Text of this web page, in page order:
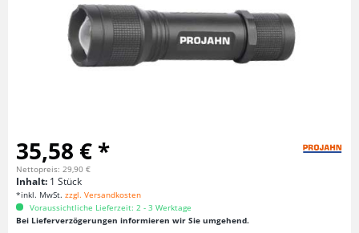
35,58 € *
Nettopreis: 29,90 €
Inhalt: 1 Stück
*inkl. MwSt. zzgl. Versandkosten
Voraussichtliche Lieferzeit: 2 - 3 Werktage
Bei Lieferverzögerungen informieren wir Sie umgehend.